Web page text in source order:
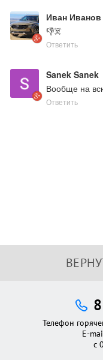
Иван Иванов
👎☠️
Ответить
Sanek Sanek
Вообще на
Ответить
Телефон
E-
с